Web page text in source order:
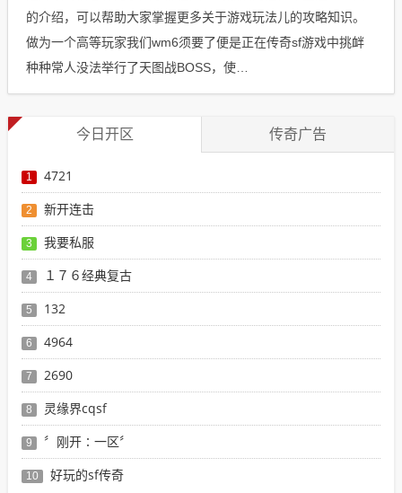
的介绍，可以帮助大家掌握更多关于游戏玩法儿的攻略知识。
做为一个高等玩家我们wm6须要了便是正在传奇sf游戏中挑衅
种种常人没法举行了天图战BOSS，使…
今日开区 传奇广告
1 4721
2 新开连击
3 我要私服
4 １７６经典复古
5 132
6 4964
7 2690
8 灵缘界cqsf
9 〞刚开∶一区〞
10 好玩的sf传奇